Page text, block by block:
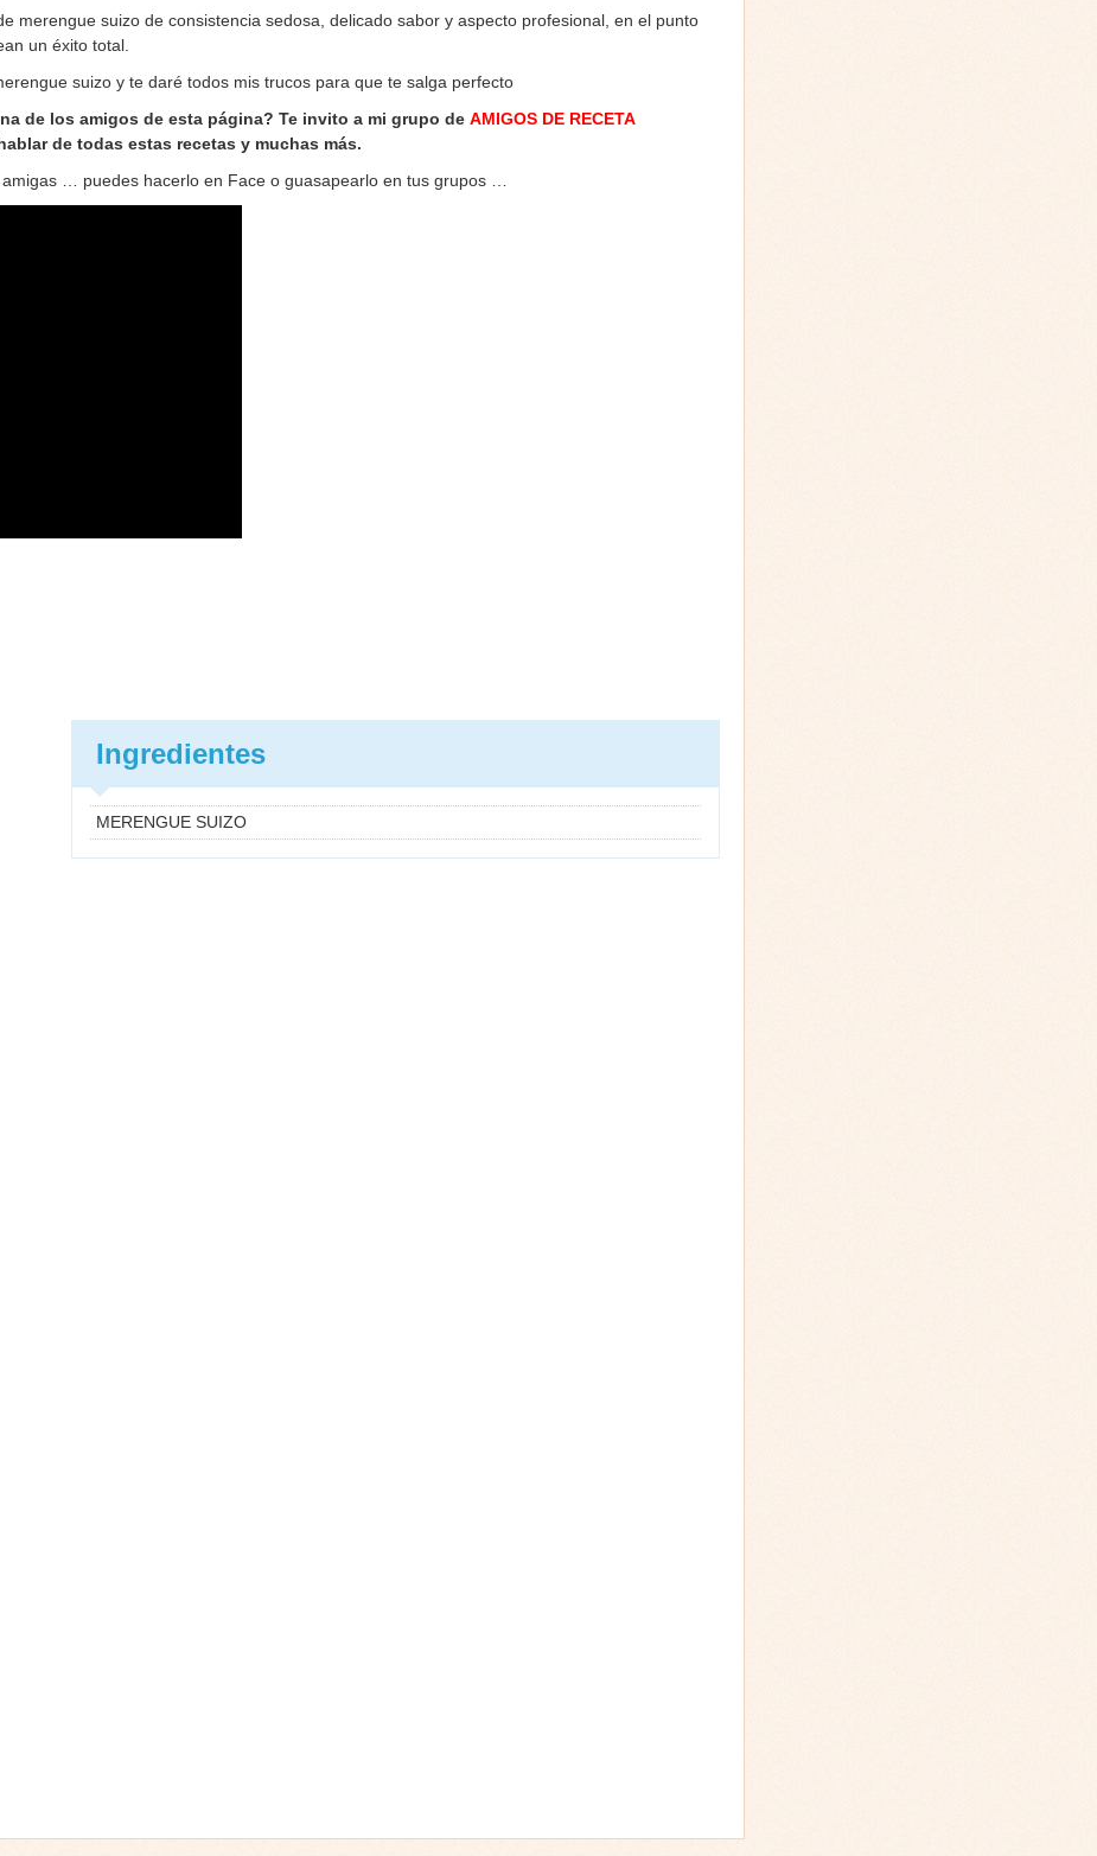
merengue suizo de consistencia sedosa, delicado sabor y aspecto profesional, en el punto
un éxito total.
suizo y te daré todos mis trucos para que te salga perfecto
de los amigos de esta página? Te invito a mi grupo de AMIGOS DE RECETA
de todas estas recetas y muchas más.
… puedes hacerlo en Face o guasapearlo en tus grupos …
Ingredientes
MERENGUE SUIZO